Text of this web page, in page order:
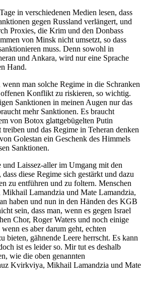
in verschiedenen Medien lesen, dass
gegen Russland verlängert, und
Proxies, die Krim und den Donbass
von Minsk nicht umsetzt, so dass
muss. Denn sowohl in
und Ankara, wird nur eine Sprache
Hand.
man solche Regime in die Schranken
Konflikt zu riskieren, so wichtig.
Sanktionen in meinen Augen nur das
mehr Sanktionen. Es braucht
von Botox glattgebügelten Putin
und das Regime in Teheran denken
Golestan ein Geschenk des Himmels
Sanktionen.
und Laissez-aller im Umgang mit den
diese Regime sich gestärkt und dazu
zu entführen und zu foltern. Menschen
Lamandzia und Mate Lamandzia,
haben und nun in den Händen des KGB
sein, dass man, wenn es gegen Israel
Chor, Roger Waters und noch einige
es aber darum geht, echten
bieten, gähnende Leere herrscht. Es kann
ist es leider so. Mir tut es deshalb
wie die oben genannten
Kvirkviya, Mikhail Lamandzia und Mate